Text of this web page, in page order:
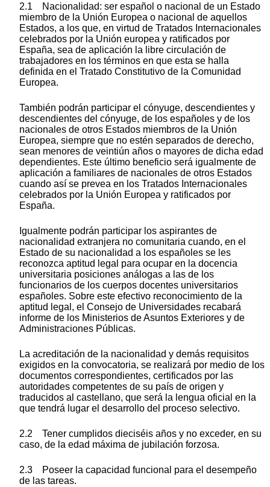
2.1 Nacionalidad: ser español o nacional de un Estado
miembro de la Unión Europea o nacional de aquellos
Estados, a los que, en virtud de Tratados Internacionales
celebrados por la Unión europea y ratificados por
España, sea de aplicación la libre circulación de
trabajadores en los términos en que esta se halla
definida en el Tratado Constitutivo de la Comunidad
Europea.
También podrán participar el cónyuge, descendientes y
descendientes del cónyuge, de los españoles y de los
nacionales de otros Estados miembros de la Unión
Europea, siempre que no estén separados de derecho,
sean menores de veintiún años o mayores de dicha edad
dependientes. Este último beneficio será igualmente de
aplicación a familiares de nacionales de otros Estados
cuando así se prevea en los Tratados Internacionales
celebrados por la Unión Europea y ratificados por
España.
Igualmente podrán participar los aspirantes de
nacionalidad extranjera no comunitaria cuando, en el
Estado de su nacionalidad a los españoles se les
reconozca aptitud legal para ocupar en la docencia
universitaria posiciones análogas a las de los
funcionarios de los cuerpos docentes universitarios
españoles. Sobre este efectivo reconocimiento de la
aptitud legal, el Consejo de Universidades recabará
informe de los Ministerios de Asuntos Exteriores y de
Administraciones Públicas.
La acreditación de la nacionalidad y demás requisitos
exigidos en la convocatoria, se realizará por medio de los
documentos correspondientes, certificados por las
autoridades competentes de su país de origen y
traducidos al castellano, que será la lengua oficial en la
que tendrá lugar el desarrollo del proceso selectivo.
2.2 Tener cumplidos dieciséis años y no exceder, en su
caso, de la edad máxima de jubilación forzosa.
2.3 Poseer la capacidad funcional para el desempeño
de las tareas.